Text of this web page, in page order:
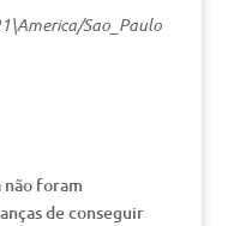
Sao_Paulo
não foram
de conseguir